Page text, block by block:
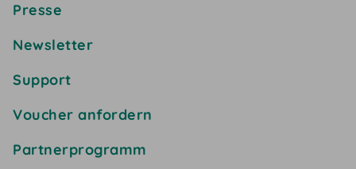
Presse
Newsletter
Support
Voucher anfordern
Partnerprogramm